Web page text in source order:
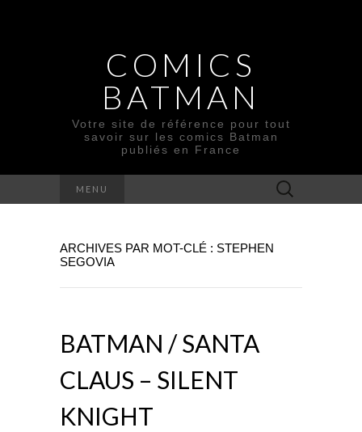
COMICS
BATMAN
Votre site de référence pour tout
savoir sur les comics Batman
publiés en France
MENU Rechercher :
ARCHIVES PAR MOT-CLÉ : STEPHEN
SEGOVIA
BATMAN / SANTA
CLAUS – SILENT
KNIGHT